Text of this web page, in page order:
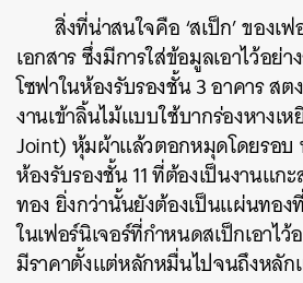
สิ่งที่น่าสนใจคือ ‘สเป็ก’ ของเ
เอกสาร ซึ่งมีการใส่ข้อมูลเอาไว้อย่
โซฟาในห้องรับรองชั้น 3 อาคาร สต
งานเข้าลิ้นไม้แบบใช้บากร่องหางเ
Joint) หุ้มผ้าแล้วตอกหมุดโดยรอบ
ห้องรับรองชั้น 11 ที่ต้องเป็นงานแ
ทอง ยิ่งกว่านั้นยังต้องเป็นแผ่นทอง
ในเฟอร์นิเจอร์ที่กำหนดสเป็กเอาไ
มีราคาตั้งแต่หลักหมื่นไปจนถึงหลั